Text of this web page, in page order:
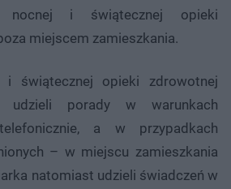
nocnej i świątecznej opieki
miejscem zamieszkania.
i świątecznej opieki zdrowotnej
udzieli porady w warunkach
a w przypadkach
– w miejscu zamieszkania
natomiast udzieli świadczeń w